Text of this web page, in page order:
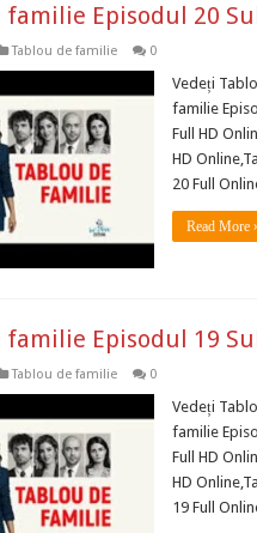
familie Episodul 20
Tablou de familie 0
Vedeți
familie
Full HD
HD
20 Full
Read More
familie Episodul 19
Tablou de familie 0
Vedeți
familie
Full HD
HD
19 Full